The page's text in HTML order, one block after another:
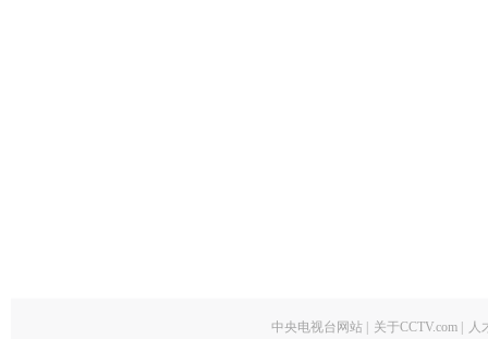
中央电视台网站 关于CCTV.com 人